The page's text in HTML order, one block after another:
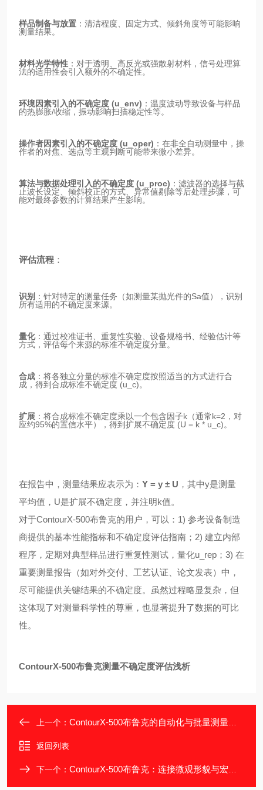
样品制备与放置 ：清洁程度、固定方式、倾斜角度等可能影响
测量结果。
材料光学特性 ：对于透明、高反光或强散射材料，信号处理算
法的适用性会引入额外的不确定性。
环境因素引入的不确定度 (u_env) ：温度波动导致设备与样品
的热膨胀/收缩，振动影响扫描稳定性等。
操作者因素引入的不确定度 (u_oper) ：在非全自动测量中，操
作者的对焦、选点等主观判断可能带来微小差异。
算法与数据处理引入的不确定度 (u_proc) ：滤波器的选择与截
止波长设定、倾斜校正的方式、异常值剔除等后处理步骤，可
能对最终参数的计算结果产生影响。
评估流程 ：
识别 ：针对特定的测量任务（如测量某抛光件的Sa值），识别
所有适用的不确定度来源。
量化：通过校准证书、重复性实验、设备规格书、经验估计等
方式，评估每个来源的标准不确定度分量。
合成 ：将各独立分量的标准不确定度按照适当的方式进行合
成，得到合成标准不确定度 (u_c)。
扩展 ：将合成标准不确定度乘以一个包含因子k（通常k=2，对
应约95%的置信水平），得到扩展不确定度 (U = k * u_c)。
在报告中，测量结果应表示为： Y = y ± U ，其中y是测量
平均值，U是扩展不确定度，并注明k值。
对于ContourX-500布鲁克的用户，可以：1) 参考设备制造
商提供的基本性能指标和不确定度评估指南；2) 建立内部
程序，定期对典型样品进行重复性测试，量化u_rep；3) 在
重要测量报告（如对外交付、工艺认证、论文发表）中，
尽可能提供关键结果的不确定度。虽然过程略显复杂，但
这体现了对测量科学性的尊重，也显著提升了数据的可比
性。
ContourX-500布鲁克测量不确定度评估浅析
上一个： ContourX-500布鲁克的自动化与批量测量方案
返回列表
下一个： ContourX-500布鲁克：连接微观形貌与宏观性能